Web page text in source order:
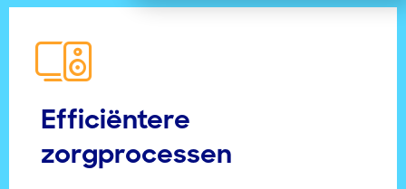
Efficiëntere
zorgprocessen